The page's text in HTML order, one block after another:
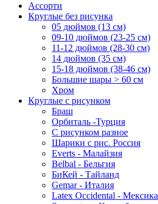
Ассорти
Круглые без рисунка
05 дюймов (13 см)
09-10 дюймов (23-25 см)
11-12 дюймов (28-30 см)
14 дюймов (35 см)
15-18 дюймов (38-46 см)
Большие шары > 60 см
Хром
Круглые с рисунком
Браш
Орбиталь -Турция
С рисунком разное
Шарики с рис. Россия
Everts - Малайзия
Belbal - Бельгия
БиКей - Тайланд
Gemar - Италия
Latex Occidental - Мексика